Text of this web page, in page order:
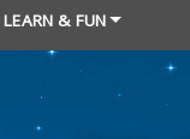
LEARN & FUN